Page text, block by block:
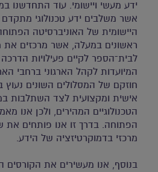
ידע מעשי ויישומי. עוד התחדשנו
אשר משלבים ידע טכנולוגי מתקדם
היישומית של האוניברסיטה
ראשונים במעלה, אשר מרכזים את
לבית־הספר לקיים פעילויות
המיועדות לקהל הארגוני ברחבי
חוזקם של המסלולים השונים
אישית ומקצועית לצד השתלבות
הטכנולוגיים המהירים, ולכן אנו
הפתוחה. בדרך זו אנו פותחים את
מרכזי בדמוקרטיזציה של הידע.
בנוסף, אנו מעשירים את הקורסים